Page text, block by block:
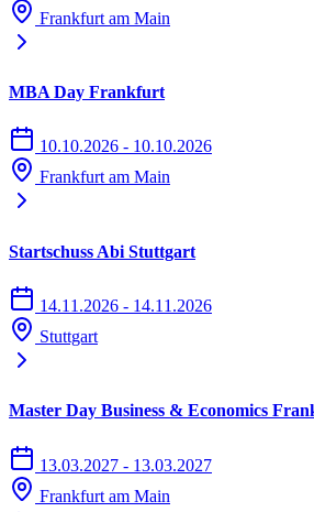
Frankfurt am Main
MBA Day Frankfurt
10.10.2026 - 10.10.2026
Frankfurt am Main
Startschuss Abi Stuttgart
14.11.2026 - 14.11.2026
Stuttgart
Master Day Business & Economics
13.03.2027 - 13.03.2027
Frankfurt am Main